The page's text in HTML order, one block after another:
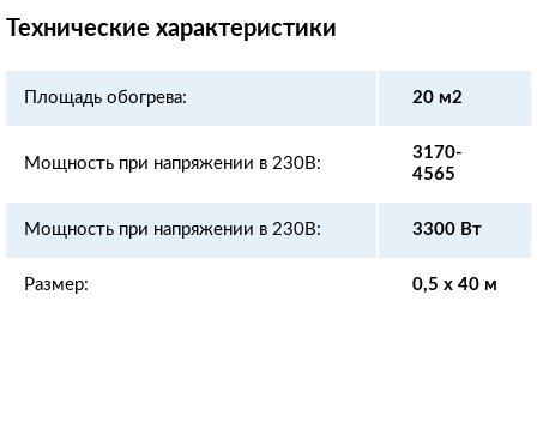
Технические характеристики
Площадь обогрева: 20 м2
Мощность при напряжении в 230В:
3170-
4565
Мощность при напряжении в 230В: 3300 Вт
Размер: 0,5 x 40 м